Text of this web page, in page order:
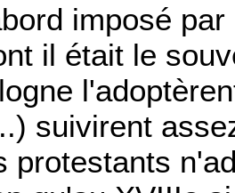
imposé
il était le
suivirent
protestants